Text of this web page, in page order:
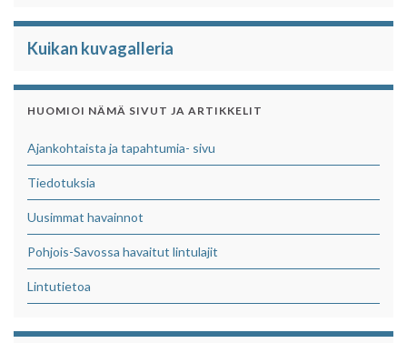
Kuikan kuvagalleria
HUOMIOI NÄMÄ SIVUT JA ARTIKKELIT
Ajankohtaista ja tapahtumia- sivu
Tiedotuksia
Uusimmat havainnot
Pohjois-Savossa havaitut lintulajit
Lintutietoa